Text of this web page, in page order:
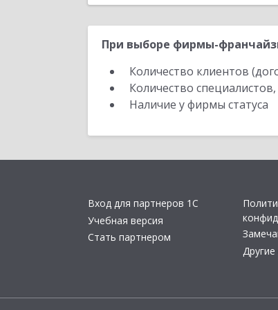
При выборе фирмы-
Количество клиентов
Количество
Наличие у фирмы статуса
Вход для партнеров 1С
Учебная версия
Стать партнером